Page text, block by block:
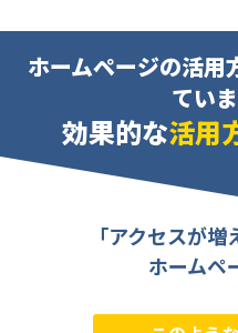
ホームページの活用
てい
効果的な活用
「アクセスが
ホームペ